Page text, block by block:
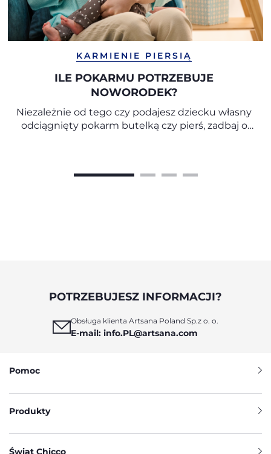
KARMIENIE PIERSIĄ
ILE POKARMU POTRZEBUJE
NOWORODEK?
Niezależnie od tego czy podajesz dziecku własny
odciągnięty pokarm butelką czy pierś, zadbaj o
POTRZEBUJESZ INFORMACJI?
Obsługa klienta Artsana Poland Sp.z o. o.
E-mail: info.PL@artsana.com
Pomoc
Produkty
Świat Chicco